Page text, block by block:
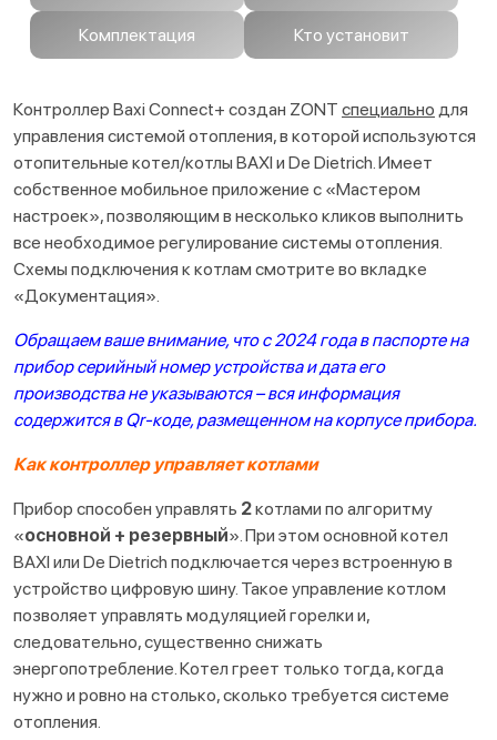
Комплектация Кто установит
Контроллер Baxi Connect+ создан ZONT специально для
управления системой отопления, в которой используются
отопительные котел/котлы BAXI и De Dietrich. Имеет
собственное мобильное приложение с «Мастером
настроек», позволяющим в несколько кликов выполнить
все необходимое регулирование системы отопления.
Схемы подключения к котлам смотрите во вкладке
«Документация».
Обращаем ваше внимание, что с 2024 года в паспорте на
прибор серийный номер устройства и дата его
производства не указываются – вся информация
содержится в Qr-коде, размещенном на корпусе прибора.
Как контроллер управляет котлами
Прибор способен управлять 2котлами по алгоритму
«основной + резервный». При этом основной котел
BAXI или De Dietrich подключается через встроенную в
устройство цифровую шину. Такое управление котлом
позволяет управлять модуляцией горелки и,
следовательно, существенно снижать
энергопотребление. Котел греет только тогда, когда
нужно и ровно на столько, сколько требуется системе
отопления.